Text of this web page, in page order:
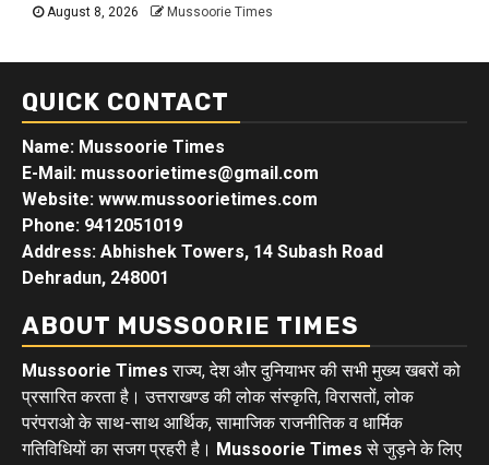
August 8, 2026 Mussoorie Times
QUICK CONTACT
Name: Mussoorie Times
E-Mail: mussoorietimes@gmail.com
Website: www.mussoorietimes.com
Phone: 9412051019
Address: Abhishek Towers, 14 Subash Road
Dehradun, 248001
ABOUT MUSSOORIE TIMES
Mussoorie Times राज्य, देश और दुनियाभर की सभी मुख्य खबरों को
प्रसारित करता है। उत्तराखण्ड की लोक संस्कृति, विरासतों, लोक
परंपराओ के साथ-साथ आर्थिक, सामाजिक राजनीतिक व धार्मिक
गतिविधियों का सजग प्रहरी है। Mussoorie Times से जुड़ने के लिए